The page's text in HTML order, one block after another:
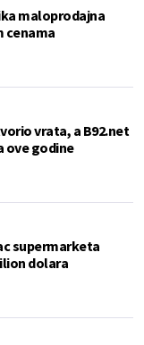
maloprodajna
cenama
vrata, a B92.net
ove godine
supermarketa
dolara